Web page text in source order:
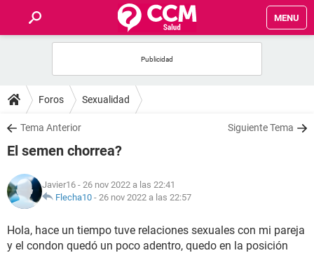
MENU
FOROS
SALUD
NUTRICIÓN
BIENESTAR
Foros Sexualidad
Tema Anterior Siguiente Tema
El semen chorrea?
Javier16 - 26 nov 2022 a las 22:41
Flecha10 - 26 nov 2022 a las 22:57
Hola, hace un tiempo tuve relaciones sexuales con mi pareja
y el condon quedó un poco adentro, quedo en la posición